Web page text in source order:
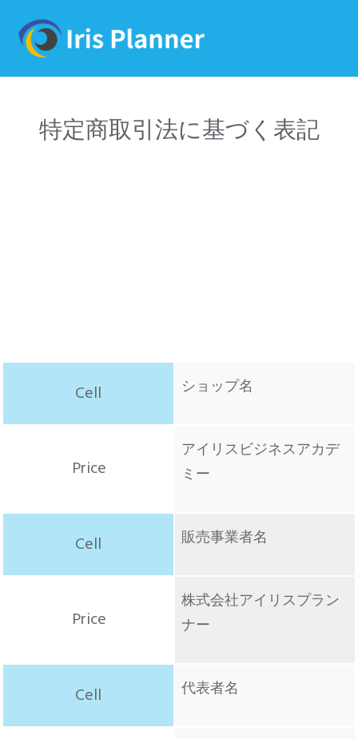
特定商取引法に基づく表記
ショップ名
アイリスビジネスアカデ
ミー
販売事業者名
株式会社アイリスプラン
ナー
代表者名